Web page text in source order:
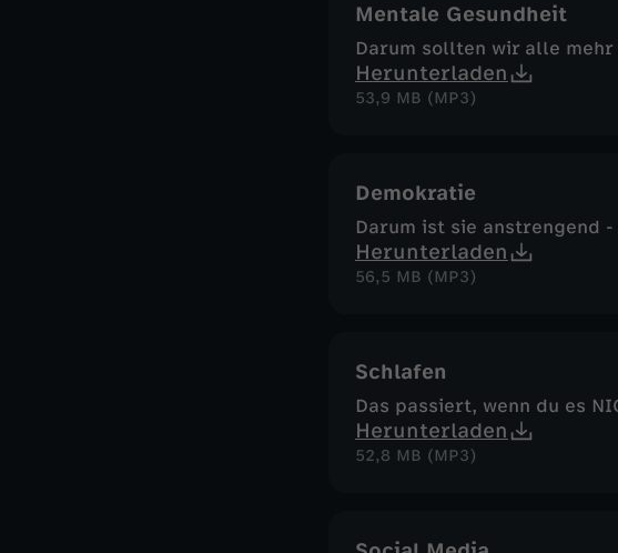
Mentale Gesundheit
Darum sollten wir alle
Herunterladen
53,9 MB (MP3)
Demokratie
Darum ist sie anstrengend
Herunterladen
56,5 MB (MP3)
Schlafen
Das passiert, wenn du es
Herunterladen
52,8 MB (MP3)